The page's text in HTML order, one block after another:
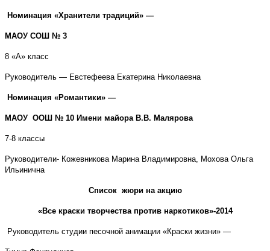
Номинация «Хранители традиций» —
МАОУ СОШ № 3
8 «А» класс
Руководитель — Евстефеева Екатерина Николаевна
Номинация «Романтики» —
МАОУ ООШ № 10 Имени майора В.В. Малярова
7-8 классы
Руководители- Кожевникова Марина Владимировна, Мохова Ольга
Ильинична
Список жюри на акцию
«Все краски творчества против наркотиков»-2014
Руководитель студии песочной анимации «Краски жизни» —